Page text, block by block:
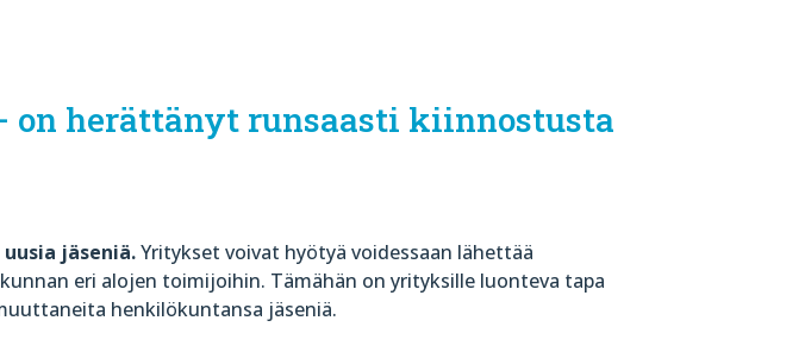
herättänyt runsaasti kiinnostusta
uusia jäseniä.Yritykset voivat hyötyä voidessaan lähettää
eri alojen toimijoihin. Tämähän on yrityksille luonteva tapa
henkilökuntansa jäseniä.